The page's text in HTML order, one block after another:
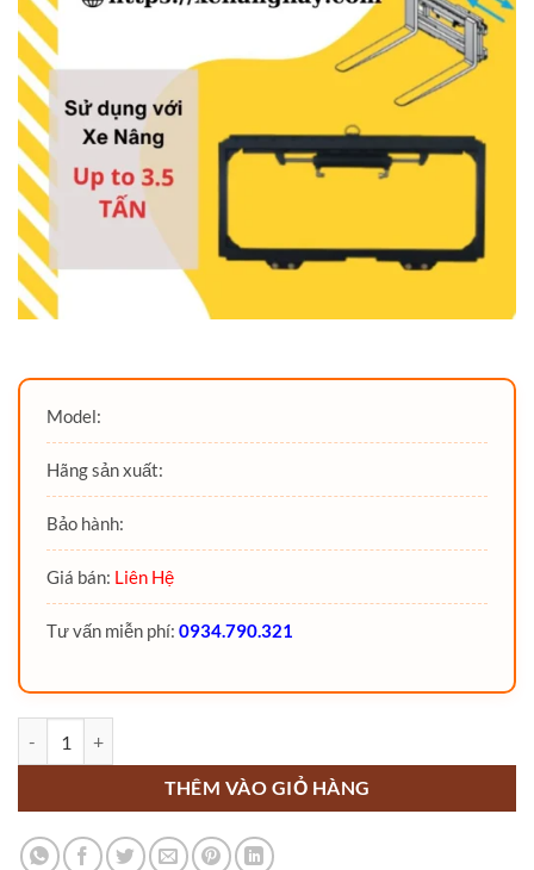
Model:
Hãng sản xuất:
Bảo hành:
Giá bán: Liên Hệ
Tư vấn miễn phí: 0934.790.321
THÊM VÀO GIỎ HÀNG